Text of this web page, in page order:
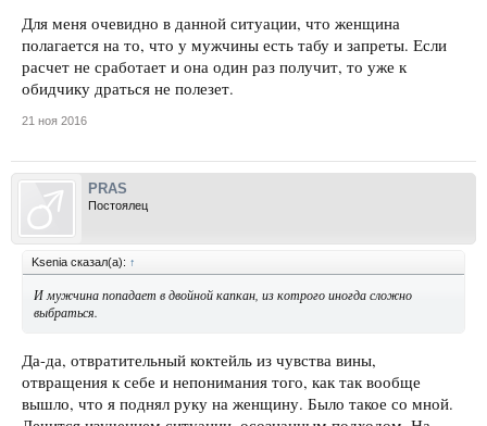
Для меня очевидно в данной ситуации, что женщина
полагается на то, что у мужчины есть табу и запреты. Если
расчет не сработает и она один раз получит, то уже к
обидчику драться не полезет.
21 ноя 2016
PRAS
Постоялец
Ksenia сказал(а): ↑
И мужчина попадает в двойной капкан, из котрого иногда сложно
выбраться.
Да-да, отвратительный коктейль из чувства вины,
отвращения к себе и непонимания того, как так вообще
вышло, что я поднял руку на женщину. Было такое со мной.